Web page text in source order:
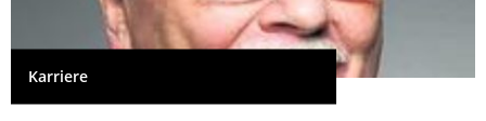
Karriere